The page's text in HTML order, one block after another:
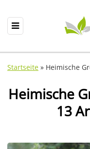
Startseite » Heimische
Heimische
13